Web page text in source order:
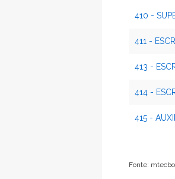
410 -
411 -
413 -
414 -
415 -
Fonte: